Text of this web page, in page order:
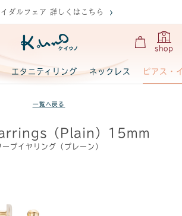
ダルフェア 詳しくはこちら
shop
エタニティリング ネックレス ピアス・
一覧へ戻る
（Plain）15mm
ープイヤリング（プレーン）